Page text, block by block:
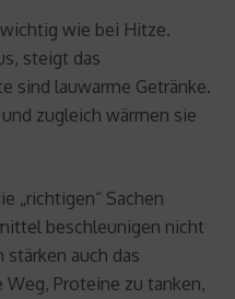
wie bei Hitze.
steigt das
sind lauwarme Getränke.
zugleich wärmen sie
„richtigen“ Sachen
beschleunigen nicht
stärken auch das
Weg, Proteine zu tanken,